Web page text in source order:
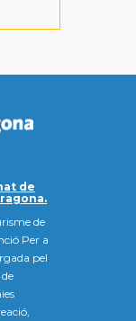
de
de
Per a
pel